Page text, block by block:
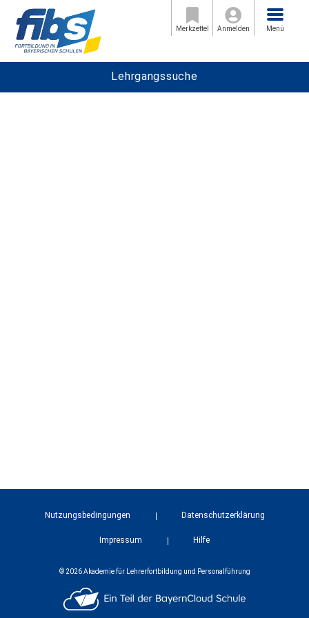
Merkzettel Anmelden
Menü
Menü
Lehrgangssuche
Nutzungsbedingungen Datenschutzerklärung
Impressum Hilfe
© 2026 Akademie für Lehrerfortbildung und Personalführung